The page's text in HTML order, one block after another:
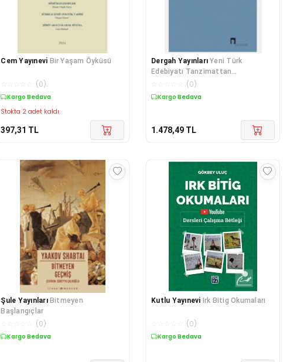
Cem Yayınevi Bir Yaşam Öyküsü
(0)
Kargo Bedava
Stokta 2 adet kaldı.
397,31 TL
Dergah Yayınları Yeni Türk
Edebiyatı Tanzimattan
Cumhuriyete 1839-1923
(0)
Kargo Bedava
1.478,49 TL
Şule Yayınları Bitmeyen
Başlangıçlar
(0)
Kargo Bedava
Kutlu Yayınevi Irk Bitig Okumaları
(0)
Kargo Bedava